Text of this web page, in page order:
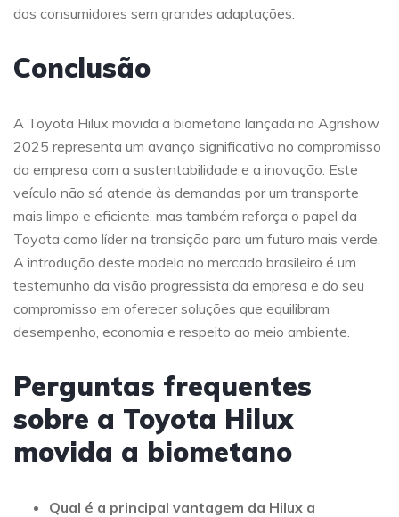
dos consumidores sem grandes adaptações.
Conclusão
A Toyota Hilux movida a biometano lançada na Agrishow
2025 representa um avanço significativo no compromisso
da empresa com a sustentabilidade e a inovação. Este
veículo não só atende às demandas por um transporte
mais limpo e eficiente, mas também reforça o papel da
Toyota como líder na transição para um futuro mais verde.
A introdução deste modelo no mercado brasileiro é um
testemunho da visão progressista da empresa e do seu
compromisso em oferecer soluções que equilibram
desempenho, economia e respeito ao meio ambiente.
Perguntas frequentes
sobre a Toyota Hilux
movida a biometano
Qual é a principal vantagem da Hilux a